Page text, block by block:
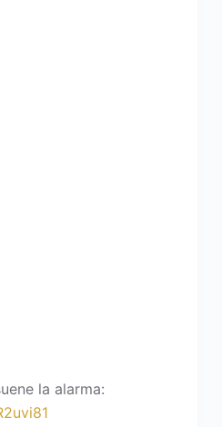
la alarma: